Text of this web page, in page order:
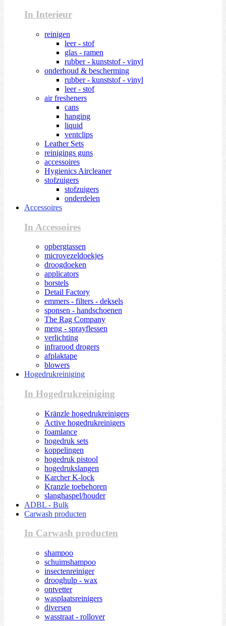
In Interieur
reinigen
leer - stof
glas - ramen
rubber - kunststof - vinyl
onderhoud & bescherming
rubber - kunststof - vinyl
leer - stof
air fresheners
cans
hanging
liquid
ventclips
Leather Sets
reinigings guns
accessoires
Hygienics Aircleaner
stofzuigers
stofzuigers
onderdelen
Accessoires
In Accessoires
opbergtassen
microvezeldoekjes
droogdoeken
applicators
borstels
Detail Factory
emmers - filters - deksels
sponsen - handschoenen
The Rag Company
meng - sprayflessen
verlichting
infrarood drogers
afplaktape
blowers
Hogedrukreiniging
In Hogedrukreiniging
Kränzle hogedrukreinigers
Active hogedrukreinigers
foamlance
hogedruk sets
koppelingen
hogedruk pistool
hogedrukslangen
Karcher K-lock
Kranzle toebehoren
slanghaspel/houder
ADBL - Bulk
Carwash producten
In Carwash producten
shampoo
schuimshampoo
insectenreiniger
drooghulp - wax
ontvetter
wasplaatsreinigers
diversen
wasstraat - rollover